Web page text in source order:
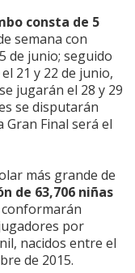
consta de 5
semana con
de junio; seguido
21 y 22 de junio,
jugarán el 28 y 29
se disputarán
Gran Final será el
más grande de
de 63,706 niñas
por
nacidos entre el
de 2015.